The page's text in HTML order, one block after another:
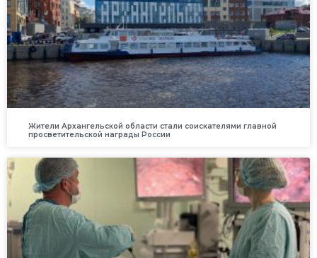
Жители Архангельской области стали соискателями главной
просветительской награды России